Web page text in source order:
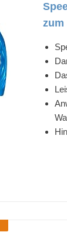
zum